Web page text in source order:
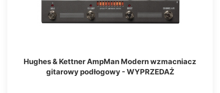
Hughes & Kettner AmpMan Modern wzmacniacz
gitarowy podłogowy - WYPRZEDAŻ